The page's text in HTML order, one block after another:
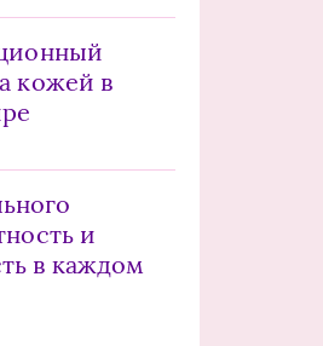
кожей в
и
в каждом